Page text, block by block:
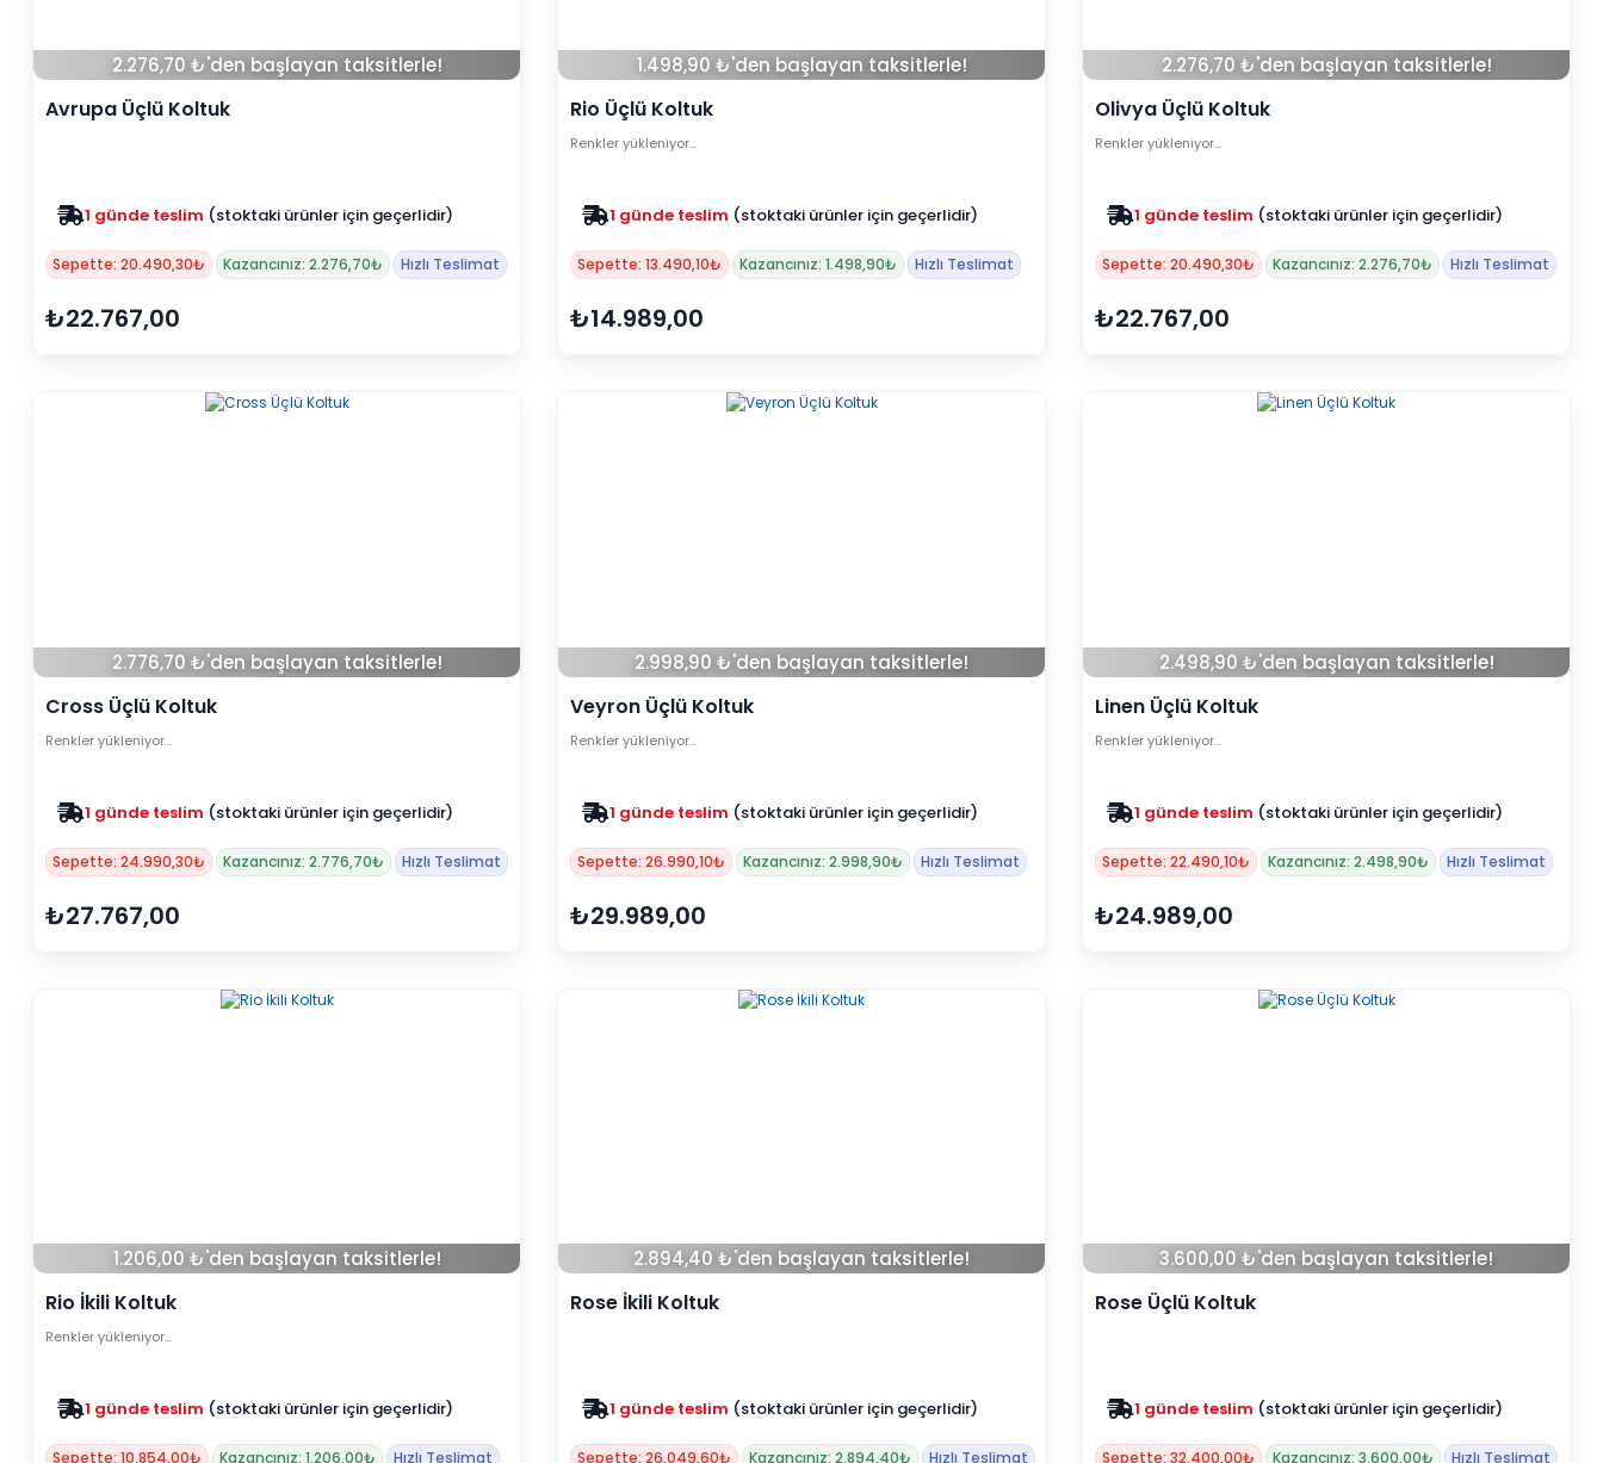
2.276,70 ₺'den başlayan taksitlerle!
Avrupa Üçlü Koltuk
Zam yok 2025 fiyatları devam ediyor
Sepette: 20.490,30₺ Kazancınız: 2.276,70₺ Hızlı Teslimat
₺22.767,00
1.498,90 ₺'den başlayan taksitlerle!
Rio Üçlü Koltuk
Renkler yükleniyor…
Zam yok 2025 fiyatları devam ediyor
Sepette: 13.490,10₺ Kazancınız: 1.498,90₺ Hızlı Teslimat
₺14.989,00
2.276,70 ₺'den başlayan taksitlerle!
Olivya Üçlü Koltuk
Renkler yükleniyor…
Zam yok 2025 fiyatları devam ediyor
Sepette: 20.490,30₺ Kazancınız: 2.276,70₺ Hızlı Teslimat
₺22.767,00
2.776,70 ₺'den başlayan taksitlerle!
Cross Üçlü Koltuk
Renkler yükleniyor…
Zam yok 2025 fiyatları devam ediyor
Sepette: 24.990,30₺ Kazancınız: 2.776,70₺ Hızlı Teslimat
₺27.767,00
2.998,90 ₺'den başlayan taksitlerle!
Veyron Üçlü Koltuk
Renkler yükleniyor…
Zam yok 2025 fiyatları devam ediyor
Sepette: 26.990,10₺ Kazancınız: 2.998,90₺ Hızlı Teslimat
₺29.989,00
2.498,90 ₺'den başlayan taksitlerle!
Linen Üçlü Koltuk
Renkler yükleniyor…
Zam yok 2025 fiyatları devam ediyor
Sepette: 22.490,10₺ Kazancınız: 2.498,90₺ Hızlı Teslimat
₺24.989,00
1.206,00 ₺'den başlayan taksitlerle!
Rio İkili Koltuk
Renkler yükleniyor…
Zam yok 2025 fiyatları devam ediyor
Sepette: 10.854,00₺ Kazancınız: 1.206,00₺ Hızlı Teslimat
2.894,40 ₺'den başlayan taksitlerle!
Rose İkili Koltuk
Zam yok 2025 fiyatları devam ediyor
Sepette: 26.049,60₺ Kazancınız: 2.894,40₺ Hızlı Teslimat
3.600,00 ₺'den başlayan taksitlerle!
Rose Üçlü Koltuk
Zam yok 2025 fiyatları devam ediyor
Sepette: 32.400,00₺ Kazancınız: 3.600,00₺ Hızlı Teslimat